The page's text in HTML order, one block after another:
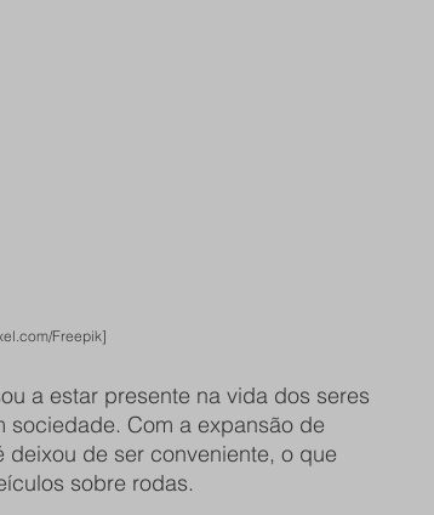
Freepik]
a estar presente na vida dos seres
sociedade. Com a expansão de
de ser conveniente, o que
sobre rodas.